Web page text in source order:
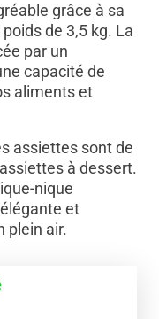
grâce à sa
de 3,5 kg. La
par un
capacité de
aliments et
assiettes sont de
à dessert.
nique
et
plein air.